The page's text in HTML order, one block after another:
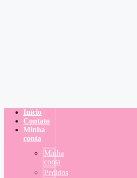
Início
Contato
Minha
conta
Minha
conta
Pedidos